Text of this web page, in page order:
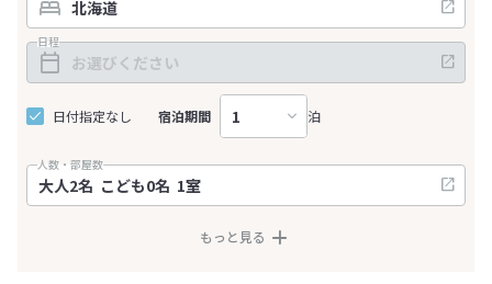
日程
日付指定なし 宿泊期間 泊
人数・部屋数
もっと見る